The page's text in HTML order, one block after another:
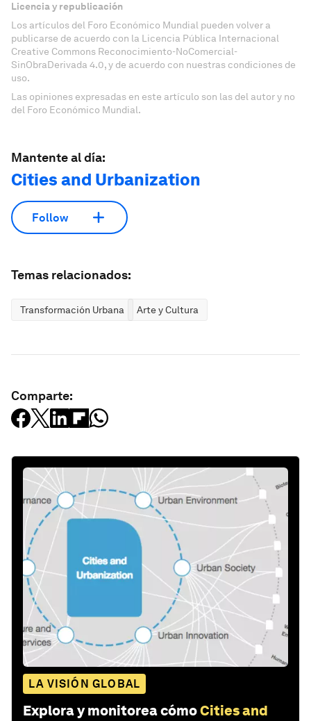
Licencia y republicación
Los artículos del Foro Económico Mundial pueden volver a
publicarse de acuerdo con la Licencia Pública Internacional
Creative Commons Reconocimiento-NoComercial-
SinObraDerivada 4.0, y de acuerdo con nuestras condiciones de
uso.
Las opiniones expresadas en este artículo son las del autor y no
del Foro Económico Mundial.
Mantente al día:
Cities and Urbanization
Follow
Temas relacionados:
Transformación Urbana Arte y Cultura
Comparte:
LA VISIÓN GLOBAL
Explora y monitorea cómoCities and